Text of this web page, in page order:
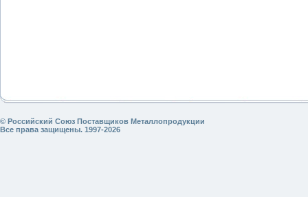
© Российский Союз Поставщиков Металлопродукции
Все права защищены. 1997-2026